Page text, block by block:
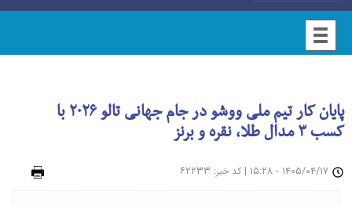
پایان کار تیم ملی ووشو در جام جهانی تالو ۲۰۲۶ با
کسب ۳ مدال طلا، نقره و برنز
| کد خبر: ۶۲۲۳۳